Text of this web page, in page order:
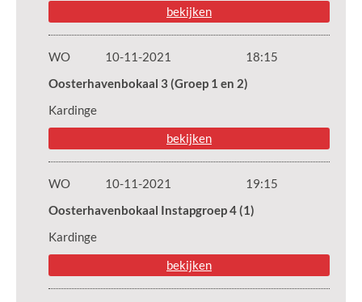
bekijken
WO 10-11-2021
18:15
Oosterhavenbokaal 3 (Groep 1 en 2)
Kardinge
bekijken
WO 10-11-2021
19:15
Oosterhavenbokaal Instapgroep 4 (1)
Kardinge
bekijken